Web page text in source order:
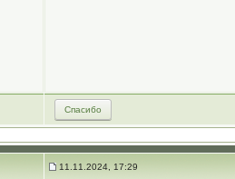
Спасибо
11.11.2024, 17:29